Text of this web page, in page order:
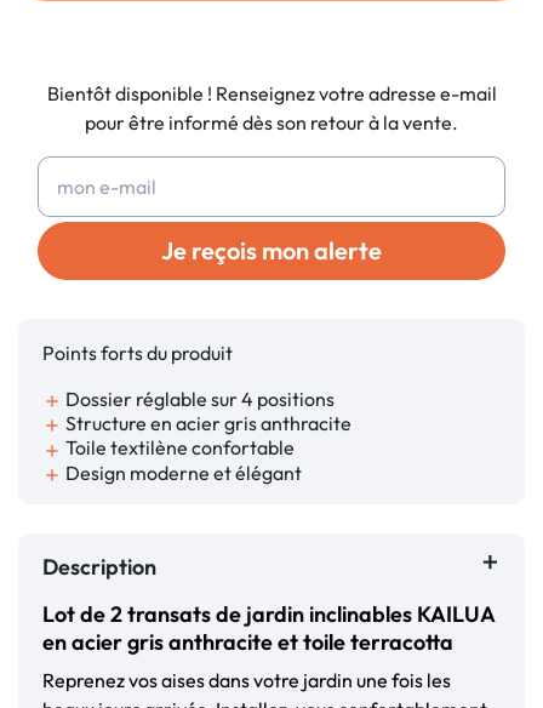
Bientôt disponible ! Renseignez votre adresse e-mail
pour être informé dès son retour à la vente.
Je reçois mon alerte
Points forts du produit
add Dossier réglable sur 4 positions
add Structure en acier gris anthracite
add Toile textilène confortable
add Design moderne et élégant
Description
Lot de 2 transats de jardin inclinables KAILUA
en acier gris anthracite et toile terracotta
Reprenez vos aises dans votre jardin une fois les